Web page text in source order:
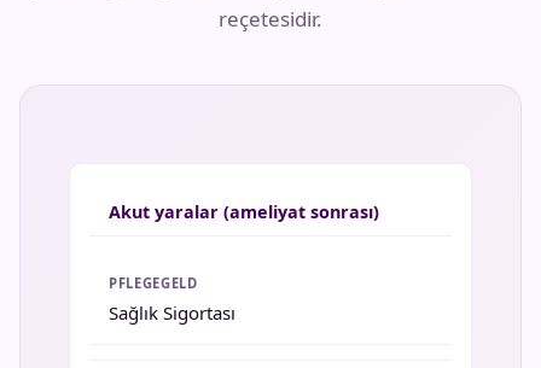
reçetesidir.
Akut yaralar (ameliyat sonrası)
Sağlık Sigortası